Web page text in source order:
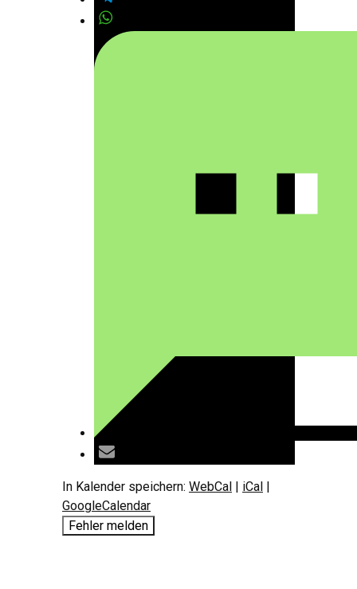
In Kalender speichern: WebCal | iCal |
GoogleCalendar
Fehler melden